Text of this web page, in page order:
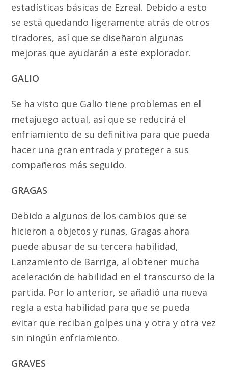
estadísticas básicas de Ezreal. Debido a esto
se está quedando ligeramente atrás de otros
tiradores, así que se diseñaron algunas
mejoras que ayudarán a este explorador.
GALIO
Se ha visto que Galio tiene problemas en el
metajuego actual, así que se reducirá el
enfriamiento de su definitiva para que pueda
hacer una gran entrada y proteger a sus
compañeros más seguido.
GRAGAS
Debido a algunos de los cambios que se
hicieron a objetos y runas, Gragas ahora
puede abusar de su tercera habilidad,
Lanzamiento de Barriga, al obtener mucha
aceleración de habilidad en el transcurso de la
partida. Por lo anterior, se añadió una nueva
regla a esta habilidad para que se pueda
evitar que reciban golpes una y otra y otra vez
sin ningún enfriamiento.
GRAVES